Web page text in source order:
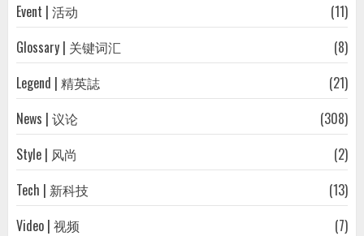
Event | 活动
(11)
Glossary | 关键词汇
(8)
Legend | 精英誌
(21)
News | 议论
(308)
Style | 风尚
(2)
Tech | 新科技
(13)
Video | 视频
(7)